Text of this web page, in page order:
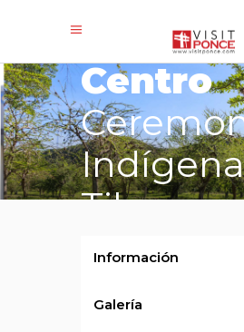
Centro
Indígena
Tibes
Información
Galería